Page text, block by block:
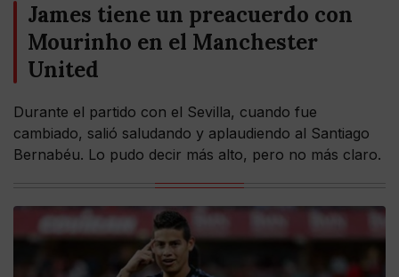
James tiene un preacuerdo con
Mourinho en el Manchester
United
Durante el partido con el Sevilla, cuando fue
cambiado, salió saludando y aplaudiendo al Santiago
Bernabéu. Lo pudo decir más alto, pero no más claro.